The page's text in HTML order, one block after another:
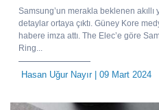
Samsung’un merakla beklenen
detaylar ortaya çıktı. Güney Kore
habere imza attı. The Elec’e göre
Ring...
Hasan Uğur Nayır| 09 Mart 2024